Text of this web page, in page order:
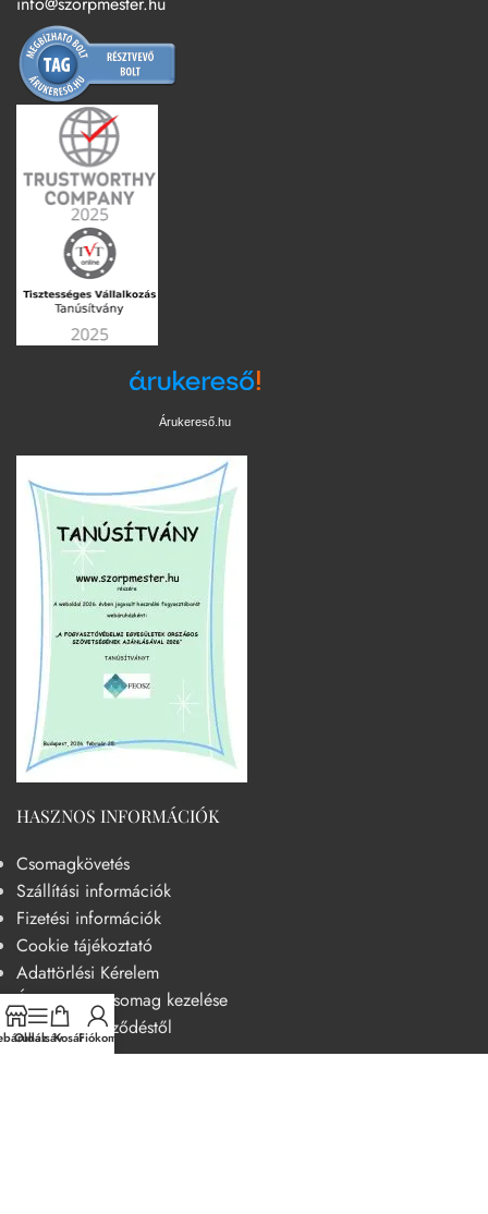
Árukereső.hu
HASZNOS INFORMÁCIÓK
Csomagkövetés
Szállítási információk
Fizetési információk
Cookie tájékoztató
Adattörlési Kérelem
Át nem vett csomag kezelése
Elállás a szerződéstől
OldalsávKosárFiókom